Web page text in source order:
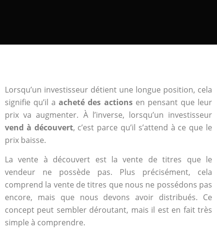
Lorsqu’un investisseur détient une longue position, cela
signifie qu’il aacheté des actionsen pensant que leur
prix va augmenter. À l’inverse, lorsqu’un investisseur
vend à découvert, c’est parce qu’il s’attend à ce que le
prix baisse.
La vente à découvert est la vente de titres que le
vendeur ne possède pas. Plus précisément, cela
comprend la vente de titres que nous ne possédons pas
encore, mais que nous devons avoir distribués. Ce
concept peut sembler déroutant, mais il est en fait très
simple à comprendre.